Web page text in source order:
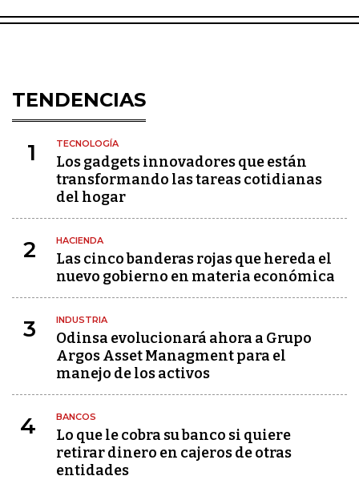
TENDENCIAS
1 TECNOLOGÍA
Los gadgets innovadores que están
transformando las tareas cotidianas
del hogar
2 HACIENDA
Las cinco banderas rojas que hereda el
nuevo gobierno en materia económica
3 INDUSTRIA
Odinsa evolucionará ahora a Grupo
Argos Asset Managment para el
manejo de los activos
4 BANCOS
Lo que le cobra su banco si quiere
retirar dinero en cajeros de otras
entidades